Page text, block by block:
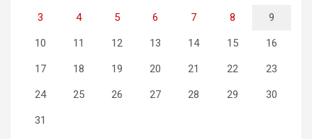
3 4 5 6 7 8 9
10 11 12 13 14 15 16
17 18 19 20 21 22 23
24 25 26 27 28 29 30
31